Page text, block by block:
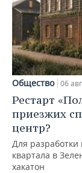
Общество 06
Рестарт
приезжих
центр?
Для
квартала в
хакатон